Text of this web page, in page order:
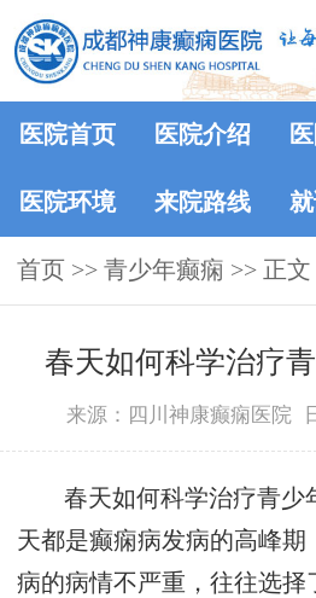
医院首页 医院介绍
医院环境 来院路线
首页 >> 青少年癫痫 >> 正文
春天如何科学治疗
来源：四川神康癫痫医院
春天如何科学治疗青少
天都是癫痫病发病的高峰期
病的病情不严重，往往选择